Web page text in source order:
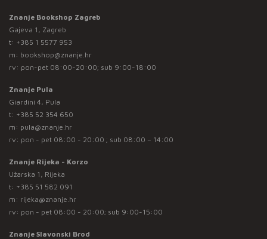
Znanje Bookshop Zagreb
Gajeva 1, Zagreb
t: +385 1 5577 953
m: bookshop@znanje.hr
rv: pon-pet 08:00-20:00; sub 9:00-18:00
Znanje Pula
Giardini 4, Pula
t: +385 52 354 650
m: pula@znanje.hr
rv: pon - pet 08:00 - 20:00 ; sub 08:00 – 14:00
Znanje Rijeka - Korzo
Užarska 1, Rijeka
t: +385 51 582 091
m: rijeka@znanje.hr
rv: pon - pet 08:00 - 20:00; sub 9:00-15:00
Znanje Slavonski Brod